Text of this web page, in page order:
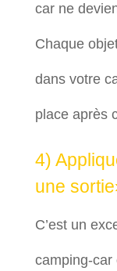
car ne
Chaque
dans votre
place après
4)
une
C’est un
camping-car